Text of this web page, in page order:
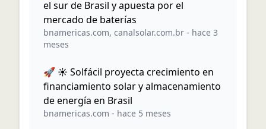
el sur de Brasil y apuesta por el
mercado de baterías
bnamericas.com, canalsolar.com.br - hace 3
meses
🚀 ☀️ Solfácil proyecta crecimiento en
financiamiento solar y almacenamiento
de energía en Brasil
bnamericas.com - hace 5 meses